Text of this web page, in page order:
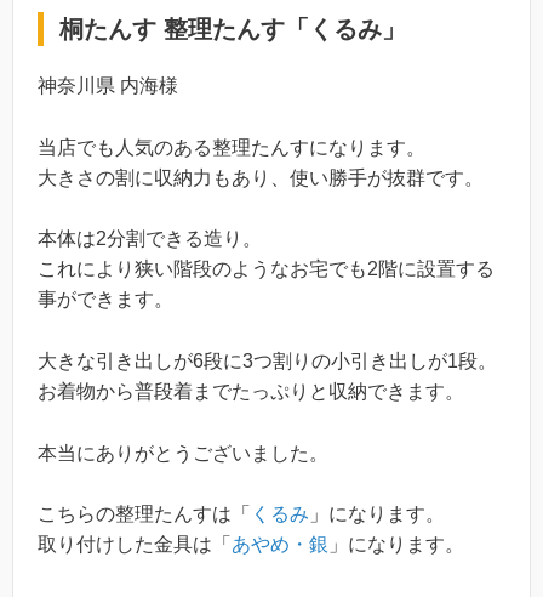
桐たんす 整理たんす「くるみ」
神奈川県 内海様
当店でも人気のある整理たんすになります。
大きさの割に収納力もあり、使い勝手が抜群です。
本体は2分割できる造り。
これにより狭い階段のようなお宅でも2階に設置する
事ができます。
大きな引き出しが6段に3つ割りの小引き出しが1段。
お着物から普段着までたっぷりと収納できます。
本当にありがとうございました。
こちらの整理たんすは「 くるみ 」になります。
取り付けした金具は「 あやめ・銀 」になります。